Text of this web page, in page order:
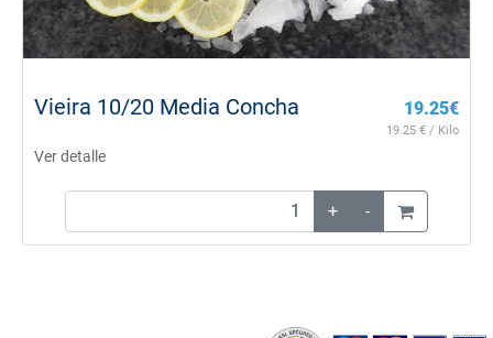
Vieira 10/20 Media Concha 19.25€
19.25 € / Kilo
Ver detalle
+ -